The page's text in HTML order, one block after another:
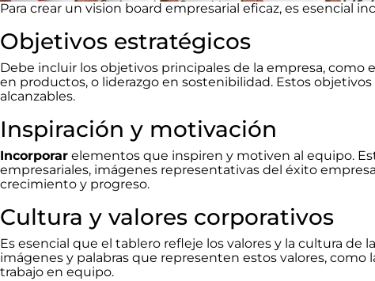
Para crear un vision board empresarial eficaz, es esencial
Objetivos estratégicos
Debe incluir los objetivos principales de la empresa, como
en productos, o liderazgo en sostenibilidad. Estos
alcanzables.
Inspiración y motivación
Incorporar elementos que inspiren y motiven al equipo.
empresariales, imágenes representativas del éxito
crecimiento y progreso.
Cultura y valores corporativos
Es esencial que el tablero refleje los valores y la cultura de
imágenes y palabras que representen estos valores, como
trabajo en equipo.